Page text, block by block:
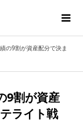
の9割が資産配分で決ま
9割が資産
ライト戦